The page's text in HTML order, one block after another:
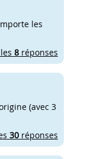
les
8réponses
(avec 3
30réponses